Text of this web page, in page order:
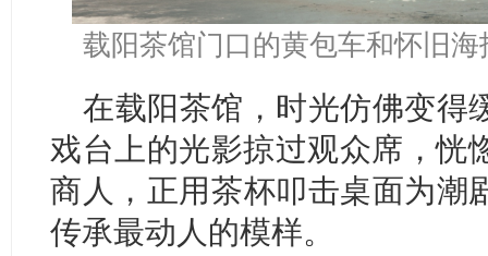
载阳茶馆门口的黄包车和怀旧
在载阳茶馆，时光仿佛变得
戏台上的光影掠过观众席，恍
商人，正用茶杯叩击桌面为
传承最动人的模样。